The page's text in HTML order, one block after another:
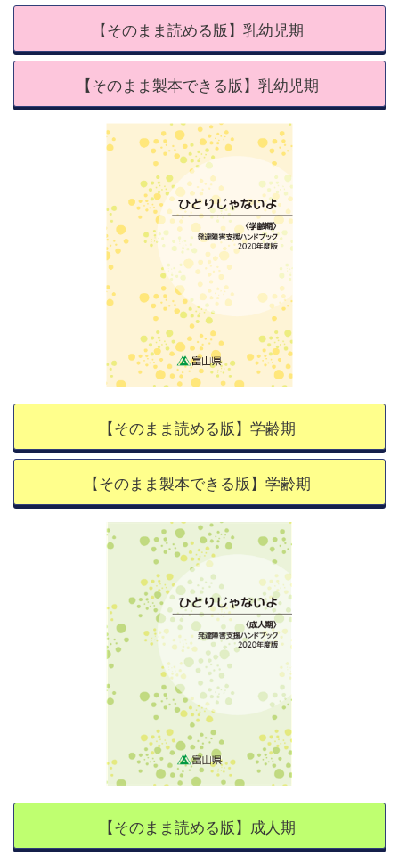
【そのまま読める版】乳幼児期
【そのまま製本できる版】乳幼児期
【そのまま読める版】学齢期
【そのまま製本できる版】学齢期
【そのまま読める版】成人期